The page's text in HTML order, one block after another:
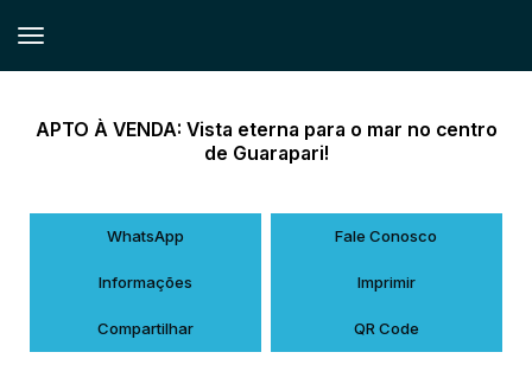
APTO À VENDA: Vista eterna para o mar no centro
de Guarapari!
WhatsApp Fale Conosco
Informações Imprimir
Compartilhar QR Code